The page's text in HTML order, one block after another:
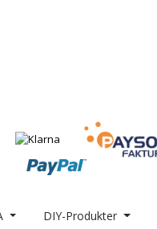
DIY-Produkter